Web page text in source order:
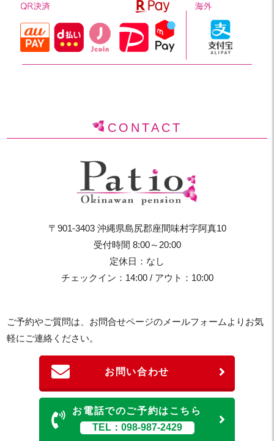
CONTACT
〒901-3403 沖縄県島尻郡座間味村字阿真10
受付時間 8:00～20:00
定休日：なし
チェックイン：14:00 / アウト：10:00
ご予約やご質問は、お問合せページのメールフォームよりお気
軽にご連絡ください。
お問い合わせ
お電話でのご予約はこちら
TEL：098-987-2429